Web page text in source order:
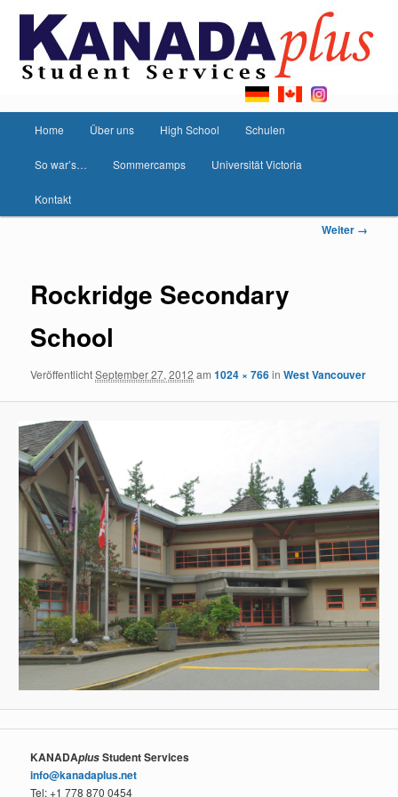
Zum
Inhalt
wechseln
Zum
sekundären
Inhalt
Home Über uns High School Schulen
So war’s… Sommercamps Universität Victoria
Kontakt
Bilder-
Weiter →
Rockridge Secondary
School
VeröffentlichtSeptember 27, 2012 am1024 × 766inWest Vancouver
KANADAplusStudent Services
info@kanadaplus.net
Tel: +1 778 870 0454